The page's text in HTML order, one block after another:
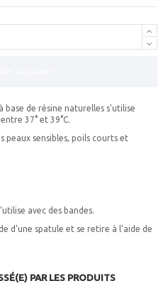
base de résine naturelles s'utilise
37° et 39°C.
peaux sensibles, poils courts et
avec des bandes.
d'une spatule et se retire à l'aide de
PAR LES PRODUITS